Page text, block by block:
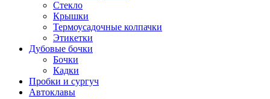
Стекло
Крышки
Термоусадочные колпачки
Этикетки
Дубовые бочки
Бочки
Кадки
Пробки и сургуч
Автоклавы